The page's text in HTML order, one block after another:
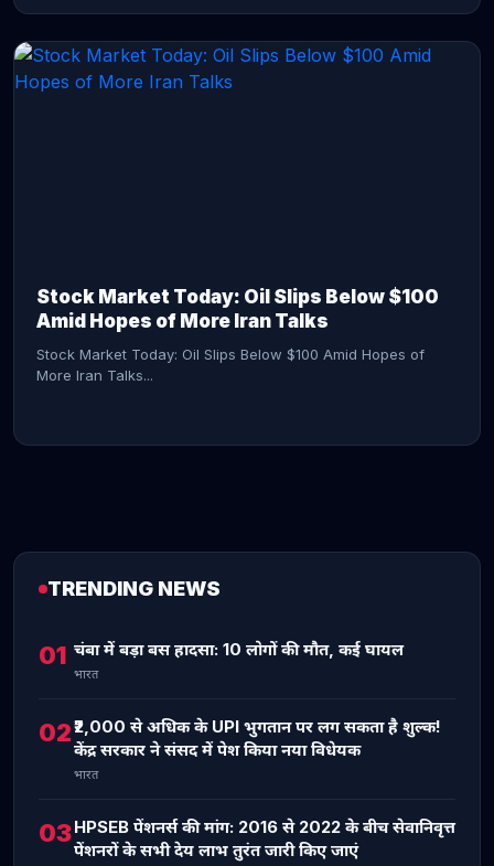
Stock Market Today: Oil Slips Below $100
Amid Hopes of More Iran Talks
Stock Market Today: Oil Slips Below $100 Amid Hopes of
More Iran Talks...
TRENDING NEWS
01 चंबा में बड़ा बस हादसा: 10 लोगों की मौत, कई घायल
भारत
02₹2,000 से अधिक के UPI भुगतान पर लग सकता है शुल्क!
केंद्र सरकार ने संसद में पेश किया नया विधेयक
भारत
03HPSEB पेंशनर्स की मांग: 2016 से 2022 के बीच सेवानिवृत्त
पेंशनरों के सभी देय लाभ तुरंत जारी किए जाएं